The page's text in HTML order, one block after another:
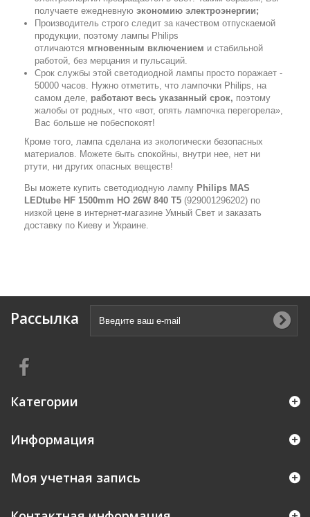
получаете ежедневную экономию электроэнергии;
Производитель строго следит за качеством отпускаемой
продукции, поэтому лампы Philips
отличаются мгновенным включением и стабильной
работой, без мерцания и пульсаций.
Срок службы этой светодиодной лампы просто поражает -
50000 часов. Нужно отметить, что лампочки Philips, на
самом деле, работают весь указанный срок, поэтому
жалобы от родных, что «вот, опять лампочка перегорела»,
Вас больше не побеспокоят!
Кроме того, лампа сделана из экологически безопасных
материалов. Можете быть спокойны, внутри нее, нет ни
ртути, ни других опасных веществ!
Вы можете купить светодиодную лампу Philips MAS
LEDtube HF 1500mm HO 26W 840 T5 (929001296202) по
низкой цене в интернет-магазине Умный Свет и заказать
доставку по Киеву и Украине.
Рассылка
Категории
Информация
Моя учетная запись